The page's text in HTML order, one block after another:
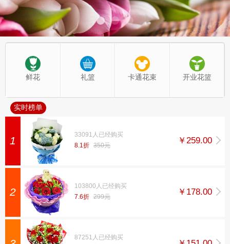
鲜花 礼篮 卡通花束 开业花篮
实时榜单
1 ￥259.00
33091人已经购买
8.1折 350元
2 ￥178.00
103800人已经购买
7.6折 299元
87251人已经购买